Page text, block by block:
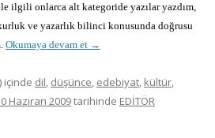
ilgili onlarca alt kategoride yazılar yazdım,
ve yazarlık bilinci konusunda doğrusu
Okumaya devam et →
içinde dil, düşünce, edebiyat, kültür,
Haziran 2009tarihinde EDİTÖR